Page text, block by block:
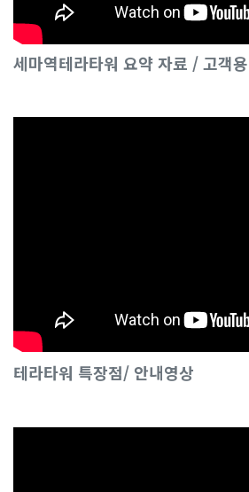
세마역테라타워 요약 자료 / 고객
테라타워 특장점/ 안내영상